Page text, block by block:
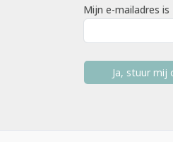
Mijn e-mailadres is
Ja,